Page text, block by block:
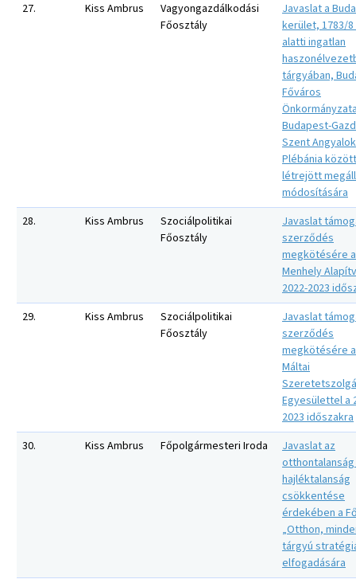
27.
Kiss Ambrus
Vagyongazdálkodási
Főosztály
Javaslat a
kerület, 1783/8
alatti ingatlan
tárgyában,
Főváros
Budapest-
Szent Angyalok
Plébánia között
létrejött
módosítására
28.
Kiss Ambrus
Szociálpolitikai
Főosztály
Javaslat
szerződés
megkötésére a
Menhely
2022-2023
29.
Kiss Ambrus
Szociálpolitikai
Főosztály
Javaslat
szerződés
megkötésére
Máltai
Egyesülettel a
2023 időszakra
30.
Kiss Ambrus Főpolgármesteri Iroda
Javaslat az
hajléktalanság
csökkentése
érdekében a
„Otthon,
tárgyú
elfogadására